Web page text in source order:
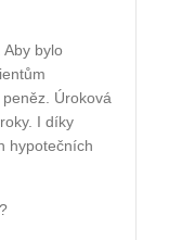
Aby bylo
Úroková
I díky
hypotečních